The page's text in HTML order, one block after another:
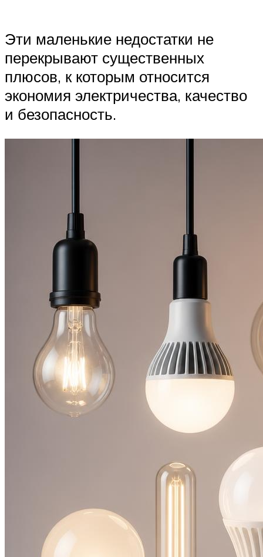
Эти маленькие недостатки не
перекрывают существенных
плюсов, к которым относится
экономия электричества, качество
и безопасность.